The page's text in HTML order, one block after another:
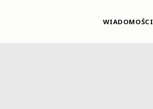
WIADOMOŚCI